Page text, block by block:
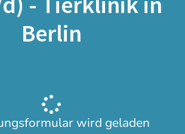
Berlin
wird geladen